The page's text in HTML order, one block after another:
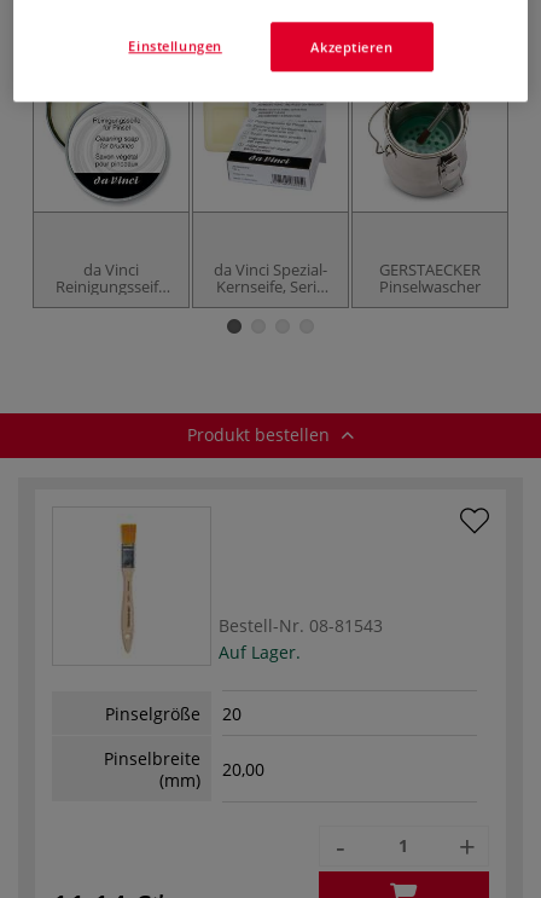
Das könnte Sie auch interessieren
da Vinci
Reinigungsseife
Serie 4433 in
da Vinci Spezial-
Kernseife, Serie
4033
GERSTAECKER
Pinselwascher
Produkt bestellen
Bestell-Nr. 08-81543
Auf Lager.
Pinselgröße
20
Pinselbreite
(mm)
20,00
- +
Akzeptieren
Einstellungen